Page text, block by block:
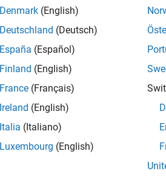
Denmark (English)
Deutschland (Deutsch)
España (Español)
Finland (English)
France (Français)
Ireland (English)
Italia (Italiano)
Luxembourg (English)